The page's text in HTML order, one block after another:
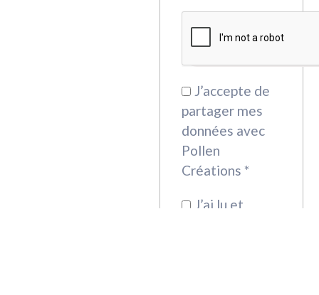
J’accepte de
partager mes
données avec
Pollen
Créations *
J’ai lu et